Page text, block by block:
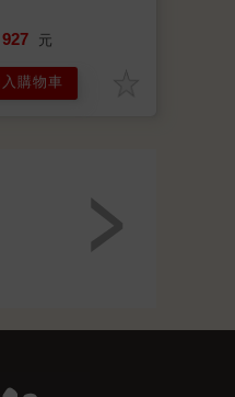
927 元
入購物車